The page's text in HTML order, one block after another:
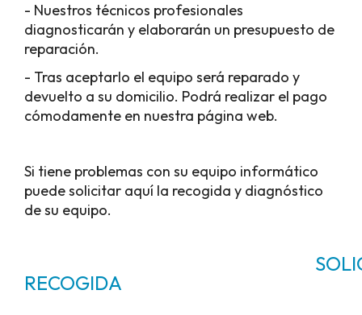
- Nuestros técnicos profesionales
diagnosticarán y elaborarán un presupuesto de
reparación.
- Tras aceptarlo el equipo será reparado y
devuelto a su domicilio. Podrá realizar el pago
cómodamente en nuestra página web.
Si tiene problemas con su equipo informático
puede solicitar aquí la recogida y diagnóstico
de su equipo.
RECOGIDA